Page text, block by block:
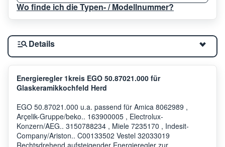
Wo finde ich die Typen- / Modellnummer?
Details
Energieregler 1kreis EGO 50.87021.000 für
Glaskeramikkochfeld Herd
EGO 50.87021.000 u.a. passend für Amica 8062989 ,
Arçelik-Gruppe/beko.. 163900005 , Electrolux-
Konzern/AEG.. 3150788234 , Miele 7235170 , Indesit-
Company/Ariston.. C00133502 Vestel 32033019
Rechtsdrehend aufsteigender Energieregler zur